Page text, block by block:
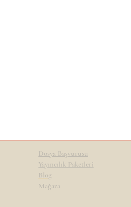
Dosya Başvurusu
Yayıncılık Paketleri
Blog
Mağaza